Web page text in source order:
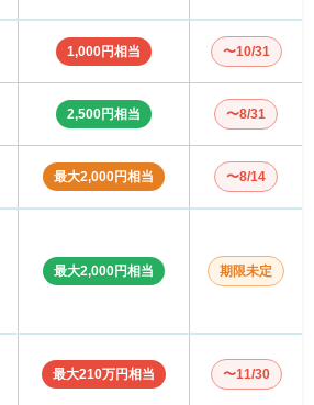
1,000円相当 〜10/31
2,500円相当 〜8/31
最大2,000円相当 〜8/14
最大2,000円相当 期限未定
最大210万円相当 〜11/30